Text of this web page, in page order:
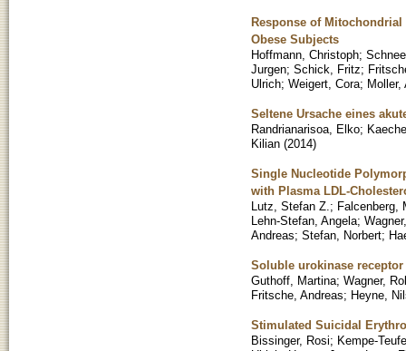
Response of
Obese Subjects
Hoffmann, Christoph;
Jurgen; Schick, Fritz;
Ulrich; Weigert, Cora; Moller,
Seltene Ursache eines
Randrianarisoa, Elko;
Kilian (2014)
Single Nucleotide
with Plasma LDL-
Lutz, Stefan Z. ; Falcenberg,
Lehn-Stefan, Angela;
Andreas; Stefan, Norbert;
Soluble urokinase
Guthoff, Martina; Wagner,
Fritsche, Andreas; Heyne,
Stimulated Suicidal
Bissinger, Rosi; Kempe-